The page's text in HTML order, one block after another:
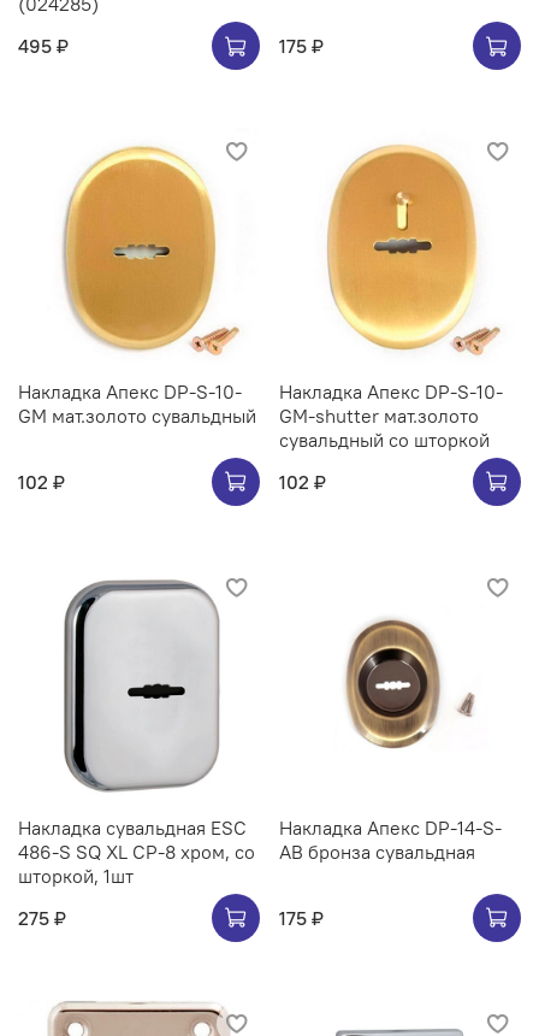
495 ₽
175 ₽
Накладка Апекс DP-S-10-
GM мат.золото сувальдный
102 ₽
Накладка Апекс DP-S-10-
GM-shutter мат.золото
сувальдный со шторкой
102 ₽
Накладка сувальдная ESC
486-S SQ XL CP-8 хром, со
шторкой, 1шт
275 ₽
Накладка Апекс DP-14-S-
AB бронза сувальдная
175 ₽